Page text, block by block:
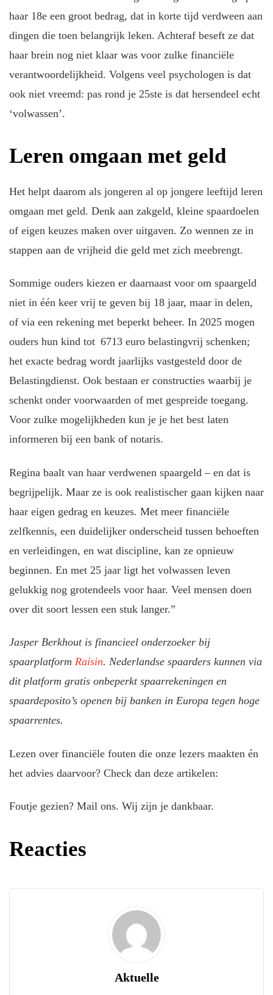
haar 18e een groot bedrag, dat in korte tijd verdween aan
dingen die toen belangrijk leken. Achteraf beseft ze dat
haar brein nog niet klaar was voor zulke financiële
verantwoordelijkheid. Volgens veel psychologen is dat
ook niet vreemd: pas rond je 25ste is dat hersendeel echt
‘volwassen’.
Leren omgaan met geld
Het helpt daarom als jongeren al op jongere leeftijd leren
omgaan met geld. Denk aan zakgeld, kleine spaardoelen
of eigen keuzes maken over uitgaven. Zo wennen ze in
stappen aan de vrijheid die geld met zich meebrengt.
Sommige ouders kiezen er daarnaast voor om spaargeld
niet in één keer vrij te geven bij 18 jaar, maar in delen,
of via een rekening met beperkt beheer. In 2025 mogen
ouders hun kind tot 6713 euro belastingvrij schenken;
het exacte bedrag wordt jaarlijks vastgesteld door de
Belastingdienst. Ook bestaan er constructies waarbij je
schenkt onder voorwaarden of met gespreide toegang.
Voor zulke mogelijkheden kun je je het best laten
informeren bij een bank of notaris.
Regina baalt van haar verdwenen spaargeld – en dat is
begrijpelijk. Maar ze is ook realistischer gaan kijken naar
haar eigen gedrag en keuzes. Met meer financiële
zelfkennis, een duidelijker onderscheid tussen behoeften
en verleidingen, en wat discipline, kan ze opnieuw
beginnen. En met 25 jaar ligt het volwassen leven
gelukkig nog grotendeels voor haar. Veel mensen doen
over dit soort lessen een stuk langer.”
Jasper Berkhout is financieel onderzoeker bij
spaarplatform Raisin. Nederlandse spaarders kunnen via
dit platform gratis onbeperkt spaarrekeningen en
spaardeposito’s openen bij banken in Europa tegen hoge
spaarrentes.
Lezen over financiële fouten die onze lezers maakten én
het advies daarvoor? Check dan deze artikelen:
Foutje gezien? Mail ons. Wij zijn je dankbaar.
Reacties
Aktuelle